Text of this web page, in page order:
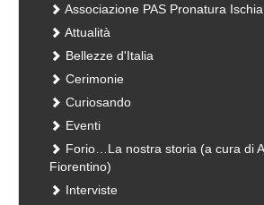
Associazione PAS Pronatura Ischia
Attualità
Bellezze d'Italia
Cerimonie
Curiosando
Eventi
Forio…La nostra storia (a cura di
Fiorentino)
Interviste